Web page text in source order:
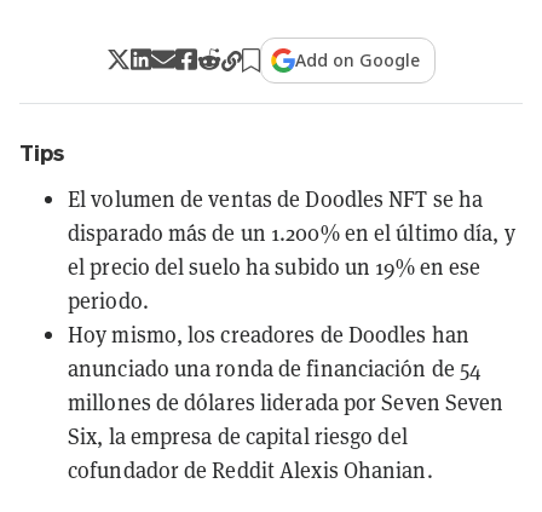
Add on Google
Tips
El volumen de ventas de Doodles NFT se ha
disparado más de un 1.200% en el último día, y
el precio del suelo ha subido un 19% en ese
periodo.
Hoy mismo, los creadores de Doodles han
anunciado una ronda de financiación de 54
millones de dólares liderada por Seven Seven
Six, la empresa de capital riesgo del
cofundador de Reddit Alexis Ohanian.